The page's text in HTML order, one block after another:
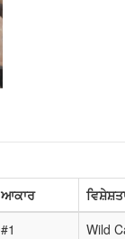
ਆਕਾਰ
#1 Wild